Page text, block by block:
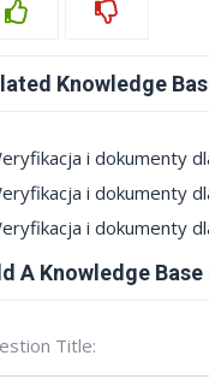
Knowledge
i dokumenty
i dokumenty
i dokumenty
A Knowledge
Title: